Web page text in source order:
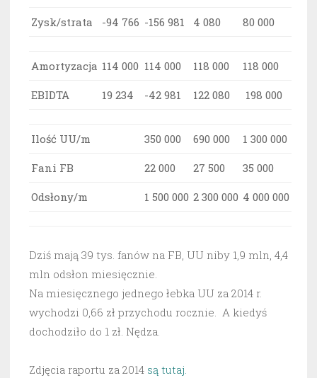
Zysk/strata -94 766 -156 981 4 080 80 000
Amortyzacja 114 000 114 000 118 000 118 000
EBIDTA 19 234 -42 981 122 080 198 000
Ilość UU/m 350 000 690 000 1 300 000
Fani FB 22 000 27 500 35 000
Odsłony/m 1 500 000 2 300 000 4 000 000
Dziś mają 39 tys. fanów na FB, UU niby 1,9 mln, 4,4
mln odsłon miesięcznie.
Na miesięcznego jednego łebka UU za 2014 r.
wychodzi 0,66 zł przychodu rocznie. A kiedyś
dochodziło do 1 zł. Nędza.
Zdjęcia raportu za 2014 są tutaj.